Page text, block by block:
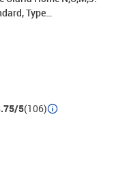
Type
5(106)